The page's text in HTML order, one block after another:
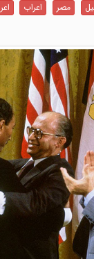
مصر اعراب